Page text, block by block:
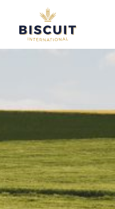
Aller au contenu